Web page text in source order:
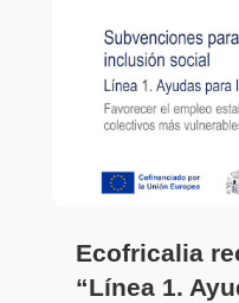
Ecofricalia
“Línea 1.